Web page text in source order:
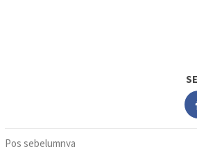
Pos sebelumnya